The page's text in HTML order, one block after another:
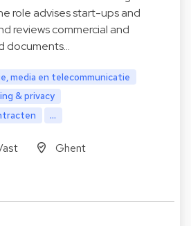
role advises start-ups and
reviews commercial and
documents…
media en telecommunicatie
& privacy
...
Ghent